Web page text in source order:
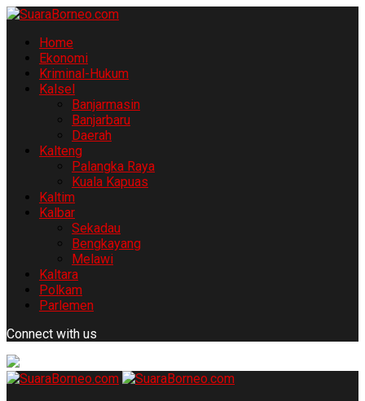
Home
Ekonomi
Kriminal-Hukum
Kalsel
Banjarmasin
Banjarbaru
Daerah
Kalteng
Palangka Raya
Kuala Kapuas
Kaltim
Kalbar
Sekadau
Bengkayang
Melawi
Kaltara
Polkam
Parlemen
Connect with us